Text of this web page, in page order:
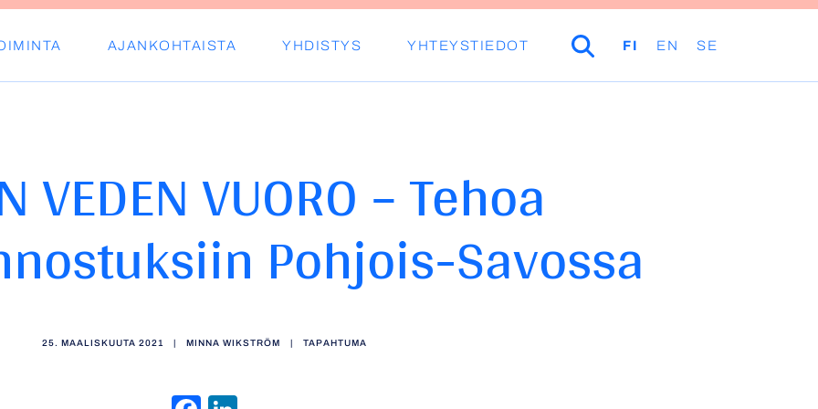
ry
AJANKOHTAISTA YHDISTYS YHTEYSTIEDOT HAKU
FI EN SE
VEDEN VUORO – Tehoa
Pohjois-Savossa
25. MAALISKUUTA 2021 | MINNA WIKSTRÖM | TAPAHTUMA